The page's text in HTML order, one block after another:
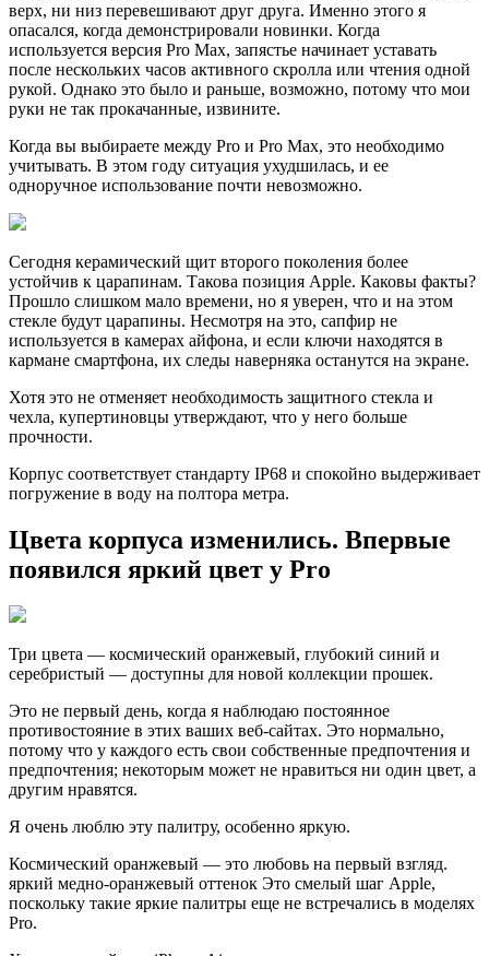
верх, ни низ перевешивают друг друга. Именно этого я
опасался, когда демонстрировали новинки. Когда
используется версия Pro Max, запястье начинает уставать
после нескольких часов активного скролла или чтения одной
рукой. Однако это было и раньше, возможно, потому что мои
руки не так прокачанные, извините.
Когда вы выбираете между Pro и Pro Max, это необходимо
учитывать. В этом году ситуация ухудшилась, и ее
одноручное использование почти невозможно.
Сегодня керамический щит второго поколения более
устойчив к царапинам. Такова позиция Apple. Каковы факты?
Прошло слишком мало времени, но я уверен, что и на этом
стекле будут царапины. Несмотря на это, сапфир не
используется в камерах айфона, и если ключи находятся в
кармане смартфона, их следы наверняка останутся на экране.
Хотя это не отменяет необходимость защитного стекла и
чехла, купертиновцы утверждают, что у него больше
прочности.
Корпус соответствует стандарту IP68 и спокойно выдерживает
погружение в воду на полтора метра.
Цвета корпуса изменились. Впервые
появился яркий цвет у Pro
Три цвета — космический оранжевый, глубокий синий и
серебристый — доступны для новой коллекции прошек.
Это не первый день, когда я наблюдаю постоянное
противостояние в этих ваших веб-сайтах. Это нормально,
потому что у каждого есть свои собственные предпочтения и
предпочтения; некоторым может не нравиться ни один цвет, а
другим нравятся.
Я очень люблю эту палитру, особенно яркую.
Космический оранжевый — это любовь на первый взгляд.
яркий медно-оранжевый оттенок Это смелый шаг Apple,
поскольку такие яркие палитры еще не встречались в моделях
Pro.